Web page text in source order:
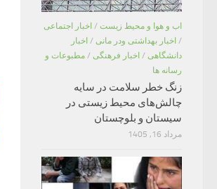
اب و هوا و محیط زیست / اخبار اجتماعی
/ اخبار بهداشتی ودر مانی / اخبار
دانشگاهی / اخبار فرهنگی / مطبوعات و
رسانه ها
زنگ خطر سلامت در سایه
چالش‌های محیط زیستی در
سیستان و بلوچستان
مرداد 16, 1405